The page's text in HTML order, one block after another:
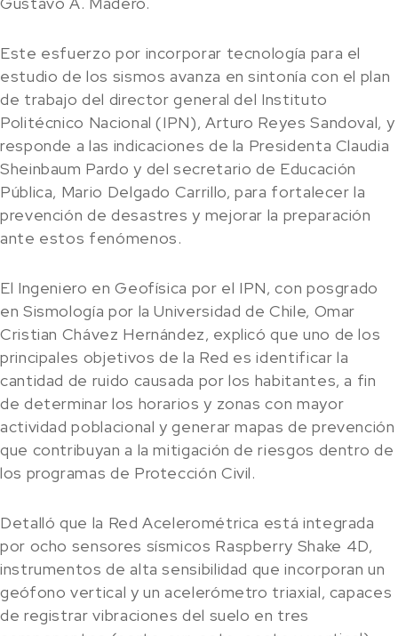
Este esfuerzo por incorporar tecnología para el
estudio de los sismos avanza en sintonía con el plan
de trabajo del director general del Instituto
Politécnico Nacional (IPN), Arturo Reyes Sandoval, y
responde a las indicaciones de la Presidenta Claudia
Sheinbaum Pardo y del secretario de Educación
Pública, Mario Delgado Carrillo, para fortalecer la
prevención de desastres y mejorar la preparación
ante estos fenómenos.
El Ingeniero en Geofísica por el IPN, con posgrado
en Sismología por la Universidad de Chile, Omar
Cristian Chávez Hernández, explicó que uno de los
principales objetivos de la Red es identificar la
cantidad de ruido causada por los habitantes, a fin
de determinar los horarios y zonas con mayor
actividad poblacional y generar mapas de prevención
que contribuyan a la mitigación de riesgos dentro de
los programas de Protección Civil.
Detalló que la Red Acelerométrica está integrada
por ocho sensores sísmicos Raspberry Shake 4D,
instrumentos de alta sensibilidad que incorporan un
geófono vertical y un acelerómetro triaxial, capaces
de registrar vibraciones del suelo en tres